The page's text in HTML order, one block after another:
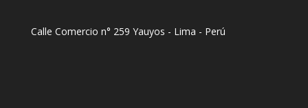
Calle Comercio n° 259 Yauyos - Lima - Perú